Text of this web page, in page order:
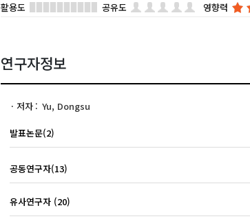
활용도 공유도 영향력
연구자정보
저자 Yu, Dongsu
발표논문(2)
공동연구자(13)
유사연구자 (20)